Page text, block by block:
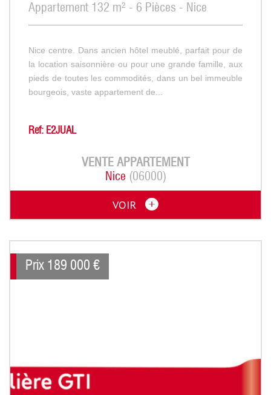
Appartement 132 m² - 6 Pièces - Nice
Nice centre. Dans ancien hôtel meublé, parfait pour de
la location saisonnière ou pour une grande famille, aux
pieds de toutes les commodités, dans un bel immeuble
bourgeois, vaste appartement de...
Ref: E2JUAL
VENTE APPARTEMENT
Nice (06000)
VOIR
Prix 189 000 €